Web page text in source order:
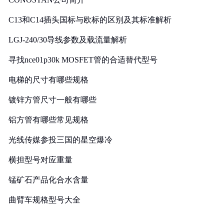
C13和C14插头国标与欧标的区别及其标准解析
LGJ-240/30导线参数及载流量解析
寻找nce01p30k MOSFET管的合适替代型号
电梯的尺寸有哪些规格
镀锌方管尺寸一般有哪些
铝方管有哪些常见规格
光线传媒参投三国的星空爆冷
横担型号对应重量
锰矿石产品化合水含量
曲臂车规格型号大全